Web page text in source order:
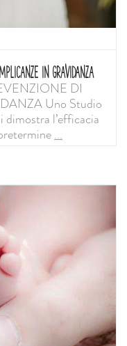
IN GRAVIDANZA
DI
Uno Studio
dimostra l’efficacia
...